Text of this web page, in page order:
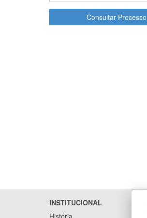
Consultar Processo
INSTITUCIONAL
História